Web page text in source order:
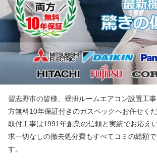
習志野市の皆様、壁掛ルームエアコン設置工
方無料10年保証付きのガスペックへお任せく
取付工事は1991年創業の信頼と実績でお応え
求一切なしの撤去処分費もすべてコミの総額
す。